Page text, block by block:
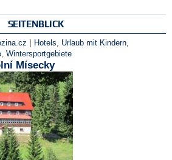
SEITENBLICK
| Hotels Urlaub mit Kindern
Wintersportgebiete
Mísecky